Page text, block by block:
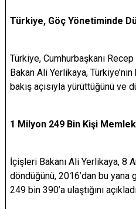
Türkiye, Göç Yönetiminde
Türkiye, Cumhurbaşkanı
Bakan Ali Yerlikaya,
bakış açısıyla yürüttüğünü ve
1 Milyon 249 Bin Kişi
İçişleri Bakanı Ali Yerlikaya, 8
döndüğünü, 2016’dan bu yana
249 bin 390’a ulaştığını